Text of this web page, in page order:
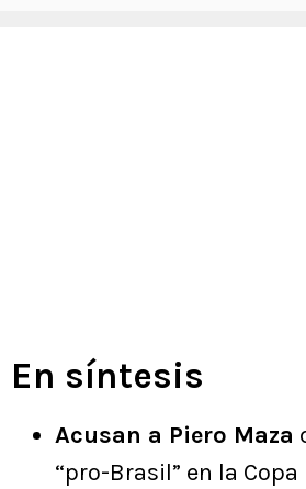
En síntesis
Acusan a Piero Maza
“pro-Brasil” en la